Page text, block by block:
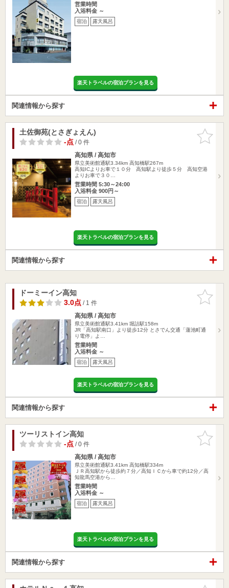
営業時間
入浴料金 ～
宿泊 露天風呂
楽天トラベルの宿泊プランを見る
関連情報から探す
お気に入
りに追加
土佐御苑(とさぎょえん)
-点/ 0 件
高知県 / 高知市
県立美術館通駅3.34km 高知橋駅267m
高知ICよりお車で１０分 高知駅より徒歩５分 高知空港
よりお車で３０…
営業時間 5:30～24:00
入浴料金 900円～
宿泊 露天風呂
楽天トラベルの宿泊プランを見る
関連情報から探す
お気に入
りに追加
ドーミーイン高知
3.0点/ 1 件
高知県 / 高知市
県立美術館通駅3.41km 堀詰駅158m
JR「高知駅南口」より徒歩12分 とさでん交通「蓮池町通
り電停」よ…
営業時間
入浴料金 ～
宿泊 露天風呂
楽天トラベルの宿泊プランを見る
関連情報から探す
お気に入
りに追加
ツーリストイン高知
-点/ 0 件
高知県 / 高知市
県立美術館通駅3.41km 高知橋駅334m
ＪＲ高知駅から徒歩約７分／高知ＩＣから車で約12分／高
知龍馬空港から…
営業時間
入浴料金 ～
宿泊 露天風呂
楽天トラベルの宿泊プランを見る
関連情報から探す